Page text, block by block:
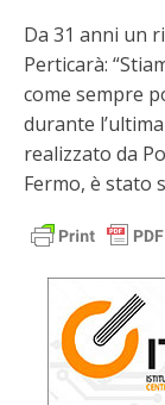
Da 31 anni un
Perticarà:
come sempre
durante
realizzato da
Fermo, è stato